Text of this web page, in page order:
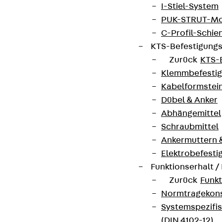
I-Stiel-System
PUK-STRUT-
C-Profil-
KTS-
Zurück
Dübel & Anker
Abhängemittel
Schraubmittel
Ankermuttern
Funktionserhalt
Zurück
Partner von Anfang bis Zukunft.